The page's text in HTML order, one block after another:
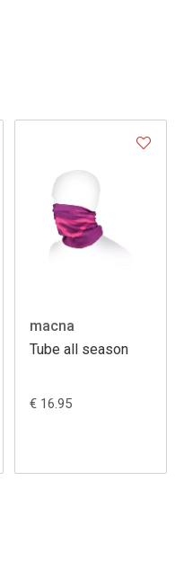
macna
Tube all season
€ 16.95